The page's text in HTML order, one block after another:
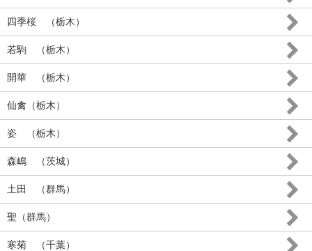
四季桜 （栃木）
若駒 （栃木）
開華 （栃木）
仙禽（栃木）
姿 （栃木）
森嶋 （茨城）
土田 （群馬）
聖（群馬）
寒菊 （千葉）